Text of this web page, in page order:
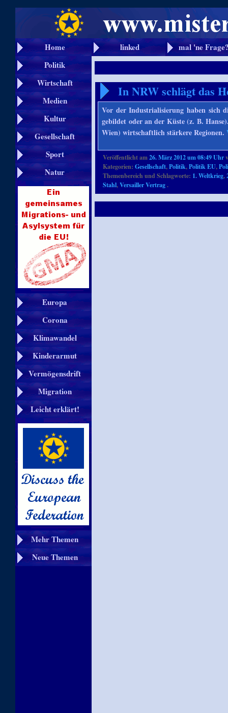
Home linked
mal 'ne
Politik
Wirtschaft
Medien
Kultur
Gesellschaft
Sport
Natur
Europa
Corona
Klimawandel
Kinderarmut
Vermögensdrift
Migration
Leicht erklärt!
Mehr Themen
Neue Themen
In NRW schlägt das
Vor der Industrialisierung haben sich
gebildet oder an der Küste (z. B.
Wien) wirtschaftlich stärkere Regionen.
Veröffentlicht am26. März 2012 um 08:49 Uhr
Kategorien:Gesellschaft,Politik,Politik EU,
Themenbereich und Schlagworte: 1. Weltkrieg,
Stahl,Versailler Vertrag.